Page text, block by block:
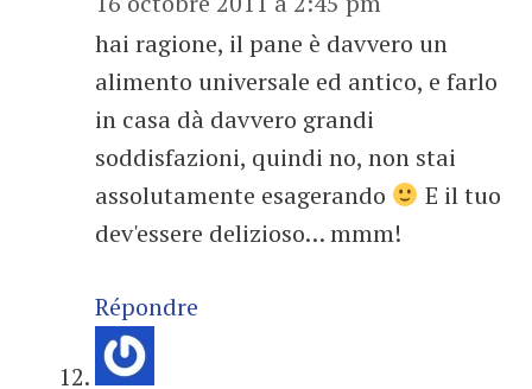
hai ragione, il pane è davvero un
alimento universale ed antico, e farlo
in casa dà davvero grandi
soddisfazioni, quindi no, non stai
assolutamente esagerando
E il tuo
dev'essere delizioso… mmm!
Répondre